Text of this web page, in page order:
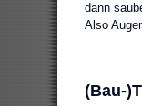
dann
Also
(Bau-